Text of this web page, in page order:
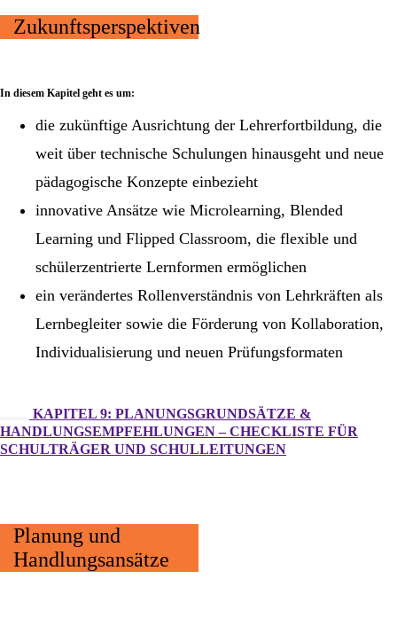
Zukunftsperspektiven
In diesem Kapitel geht es um:
die zukünftige Ausrichtung der Lehrerfortbildung, die
weit über technische Schulungen hinausgeht und neue
pädagogische Konzepte einbezieht
innovative Ansätze wie Microlearning, Blended
Learning und Flipped Classroom, die flexible und
schülerzentrierte Lernformen ermöglichen
ein verändertes Rollenverständnis von Lehrkräften als
Lernbegleiter sowie die Förderung von Kollaboration,
Individualisierung und neuen Prüfungsformaten
KAPITEL 9: PLANUNGSGRUNDSÄTZE &
HANDLUNGSEMPFEHLUNGEN – CHECKLISTE FÜR
SCHULTRÄGER UND SCHULLEITUNGEN
Planung und
Handlungsansätze